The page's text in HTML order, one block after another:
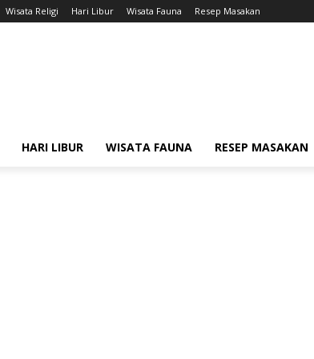
Wisata Religi Hari Libur Wisata Fauna Resep Masakan
HARI LIBUR WISATA FAUNA RESEP MASAKAN